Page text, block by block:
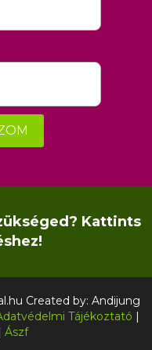
Kattints
Created by: Andijung
Tájékoztató |
Ászf